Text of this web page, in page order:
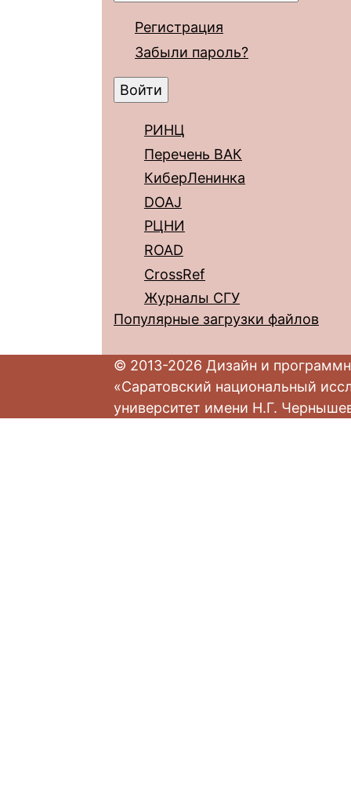
Регистрация
Забыли пароль?
РИНЦ
Перечень ВАК
КиберЛенинка
DOAJ
РЦНИ
ROAD
CrossRef
Журналы СГУ
Популярные загрузки файлов
© 2013-2026 Дизайн и
«Саратовский национальный
университет имени Н.Г.